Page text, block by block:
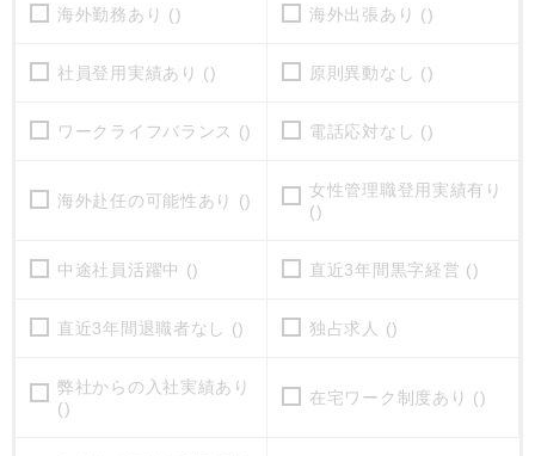
海外勤務あり () 海外出張あり ()
社員登用実績あり () 原則異動なし ()
ワークライフバランス () 電話応対なし ()
海外赴任の可能性あり ()
女性管理職登用実績有り
()
中途社員活躍中 () 直近3年間黒字経営 ()
直近3年間退職者なし () 独占求人 ()
弊社からの入社実績あり
()
在宅ワーク制度あり ()